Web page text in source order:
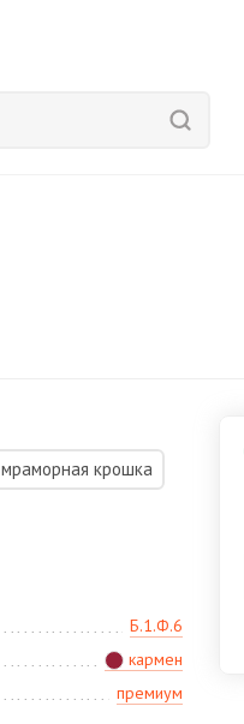
мраморная крошка
Б.1.Ф.6
кармен
премиум